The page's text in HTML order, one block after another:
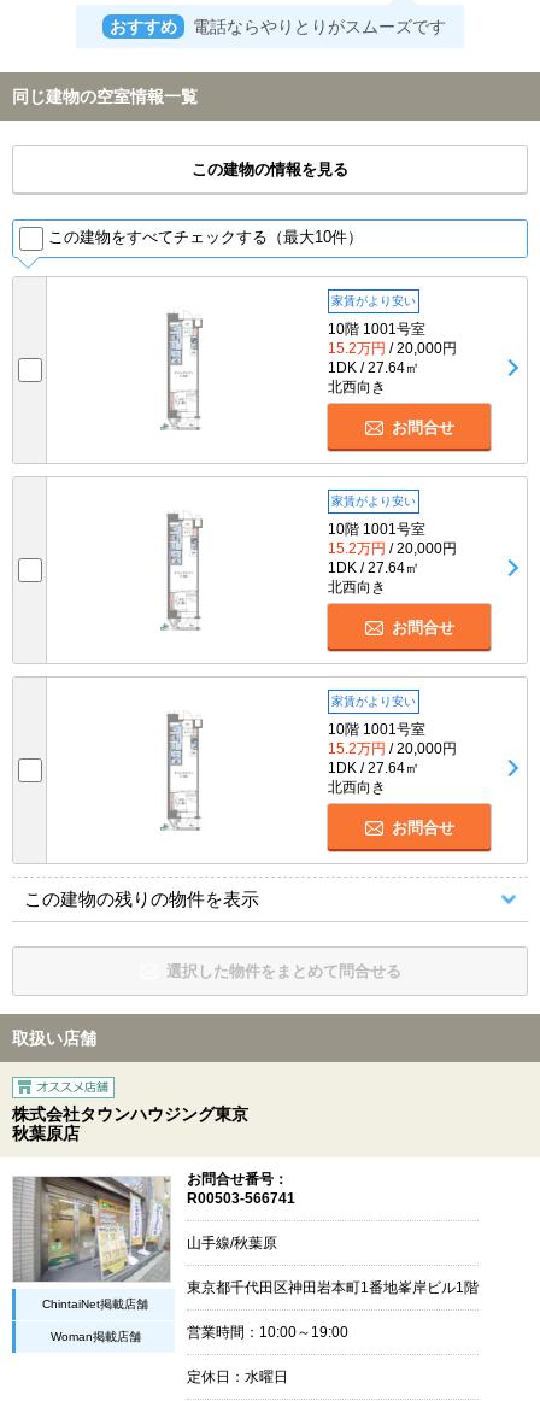
おすすめ 電話ならやりとりがスムーズです
同じ建物の空室情報一覧
この建物の情報を見る
この建物をすべてチェックする（最大10件）
家賃がより安い
10階 1001号室
15.2万円 / 20,000円
1DK / 27.64㎡
北西向き
お問合せ
家賃がより安い
10階 1001号室
15.2万円 / 20,000円
1DK / 27.64㎡
北西向き
お問合せ
家賃がより安い
10階 1001号室
15.2万円 / 20,000円
1DK / 27.64㎡
北西向き
お問合せ
この建物の残りの物件を表示
選択した物件をまとめて問合せる
取扱い店舗
株式会社タウンハウジング東京
秋葉原店
ChintaiNet掲載店舗
Woman掲載店舗
お問合せ番号：
R00503-566741
山手線/秋葉原
東京都千代田区神田岩本町1番地峯岸ビル1階
営業時間：10:00～19:00
定休日：水曜日